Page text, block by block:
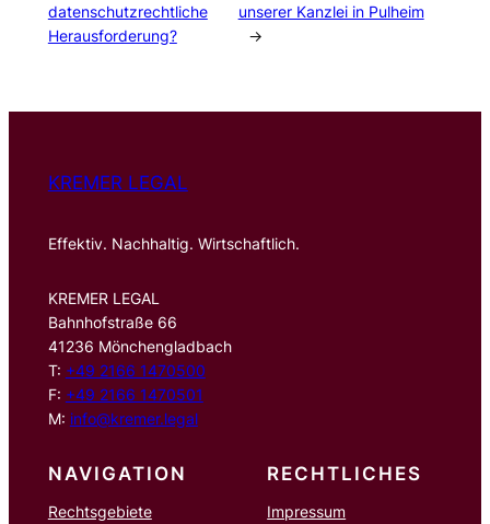
datenschutzrechtliche
Herausforderung?
unserer Kanzlei in Pulheim
→
KREMER LEGAL
Effektiv. Nachhaltig. Wirtschaftlich.
KREMER LEGAL
Bahnhofstraße 66
41236 Mönchengladbach
T: +49 2166 1470500
F: +49 2166 1470501
M: info@kremer.legal
NAVIGATION
Rechtsgebiete
RECHTLICHES
Impressum